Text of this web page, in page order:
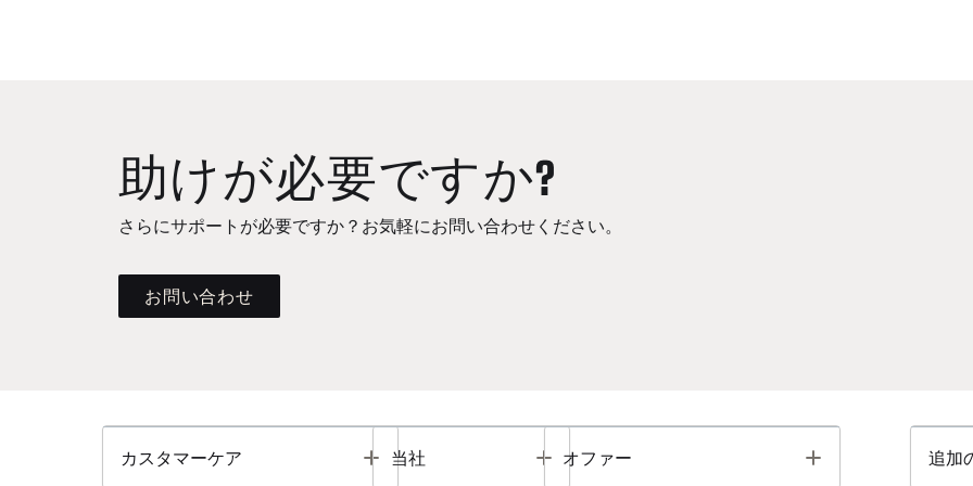
助けが必要ですか?
さらにサポートが必要ですか？お気軽にお問い合わせください。
お問い合わせ
カスタマーケア Toggle
当社 Toggle
オファー Toggle 追加